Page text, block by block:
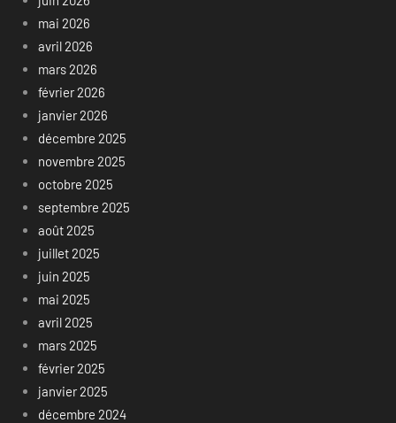
mai 2026
avril 2026
mars 2026
février 2026
janvier 2026
décembre 2025
novembre 2025
octobre 2025
septembre 2025
août 2025
juillet 2025
juin 2025
mai 2025
avril 2025
mars 2025
février 2025
janvier 2025
décembre 2024